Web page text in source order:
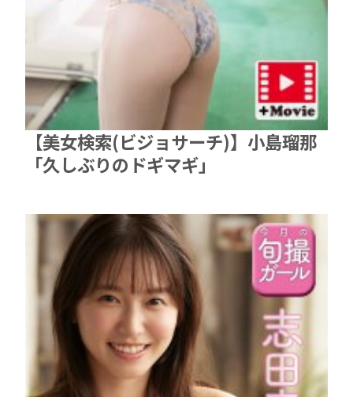
【美女検索(ビジョサーチ)】小島瑠那
「久しぶりのドギマギ」